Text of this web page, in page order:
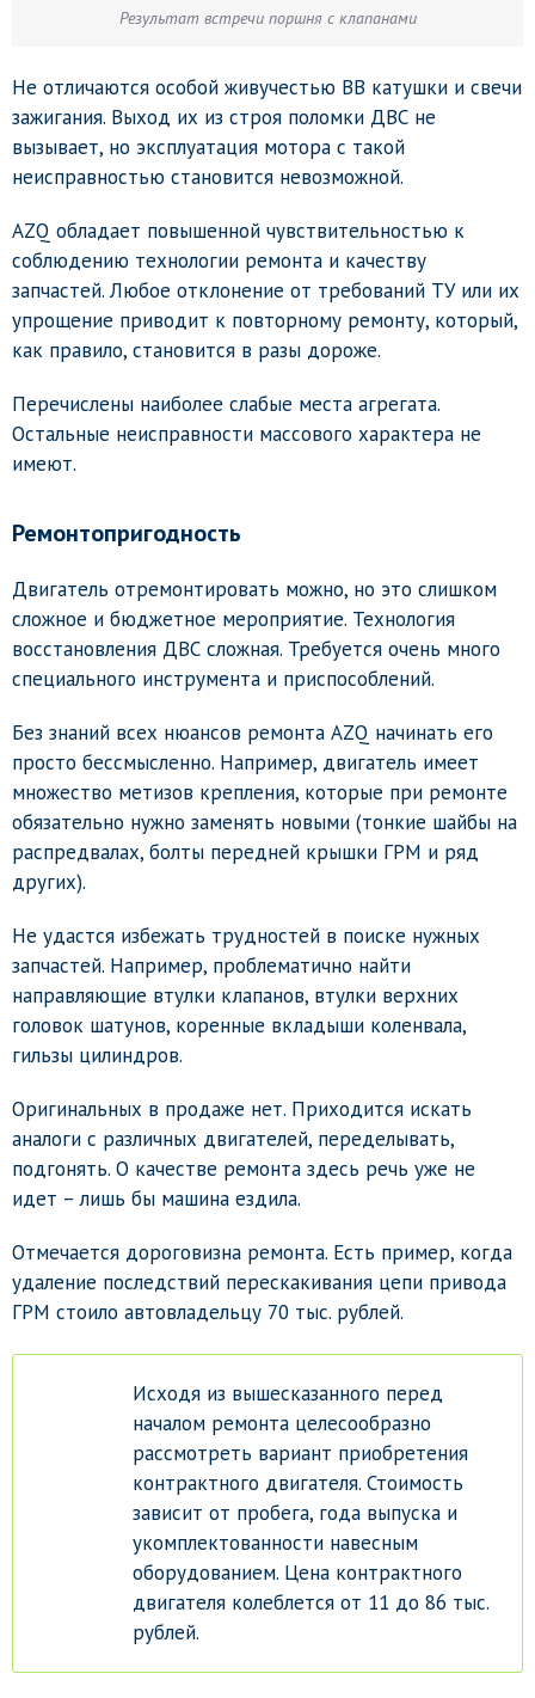
Результат встречи поршня с клапанами
Не отличаются особой живучестью ВВ катушки и свечи
зажигания. Выход их из строя поломки ДВС не
вызывает, но эксплуатация мотора с такой
неисправностью становится невозможной.
AZQ обладает повышенной чувствительностью к
соблюдению технологии ремонта и качеству
запчастей. Любое отклонение от требований ТУ или их
упрощение приводит к повторному ремонту, который,
как правило, становится в разы дороже.
Перечислены наиболее слабые места агрегата.
Остальные неисправности массового характера не
имеют.
Ремонтопригодность
Двигатель отремонтировать можно, но это слишком
сложное и бюджетное мероприятие. Технология
восстановления ДВС сложная. Требуется очень много
специального инструмента и приспособлений.
Без знаний всех нюансов ремонта AZQ начинать его
просто бессмысленно. Например, двигатель имеет
множество метизов крепления, которые при ремонте
обязательно нужно заменять новыми (тонкие шайбы на
распредвалах, болты передней крышки ГРМ и ряд
других).
Не удастся избежать трудностей в поиске нужных
запчастей. Например, проблематично найти
направляющие втулки клапанов, втулки верхних
головок шатунов, коренные вкладыши коленвала,
гильзы цилиндров.
Оригинальных в продаже нет. Приходится искать
аналоги с различных двигателей, переделывать,
подгонять. О качестве ремонта здесь речь уже не
идет – лишь бы машина ездила.
Отмечается дороговизна ремонта. Есть пример, когда
удаление последствий перескакивания цепи привода
ГРМ стоило автовладельцу 70 тыс. рублей.
Исходя из вышесказанного перед
началом ремонта целесообразно
рассмотреть вариант приобретения
контрактного двигателя. Стоимость
зависит от пробега, года выпуска и
укомплектованности навесным
оборудованием. Цена контрактного
двигателя колеблется от 11 до 86 тыс.
рублей.